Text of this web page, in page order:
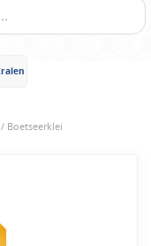
Boetseerklei